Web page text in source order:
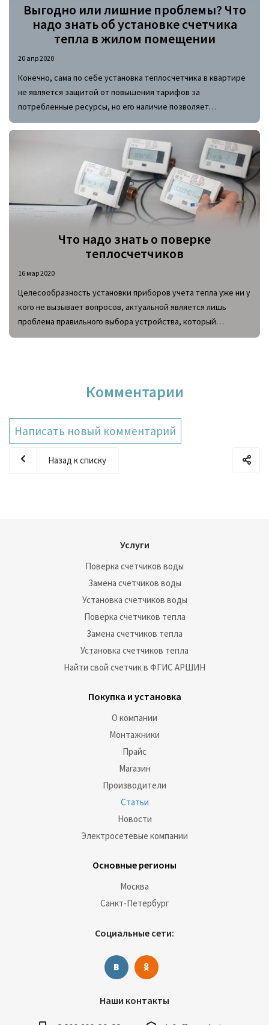
Выгодно или лишние проблемы? Что
надо знать об установке счетчика
тепла в жилом помещении
20 апр 2020
Конечно, сама по себе установка теплосчетчика в квартире
не является защитой от повышения тарифов за
потребленные ресурсы, но его наличие позволяет
оптимизировать расходы, в том числе и за счет
возможности регулирования температурного режима в
помещении. Достигается такой результат благодаря тому,
что такие приборы служат не только для учета
потребленного теплоносителя, но и предоставляют
возможность потребителю самостоятельно регулировать
количество его поступления в систему.
Что надо знать о поверке
теплосчетчиков
16 мар 2020
Целесообразность установки приборов учета тепла уже ни у
кого не вызывает вопросов, актуальной является лишь
проблема правильного выбора устройства, который
основывается не только на сравнении технических
Комментарии
Написать новый комментарий
Назад к списку
Услуги
Поверка счетчиков воды
Замена счетчиков воды
Установка счетчиков воды
Поверка счетчиков тепла
Замена счетчиков тепла
Установка счетчиков тепла
Найти свой счетчик в ФГИС АРШИН
Покупка и установка
О компании
Монтажники
Прайс
Магазин
Производители
Статьи
Новости
Электросетевые компании
Основные регионы
Москва
Санкт-Петербург
Социальные сети:
Наши контакты